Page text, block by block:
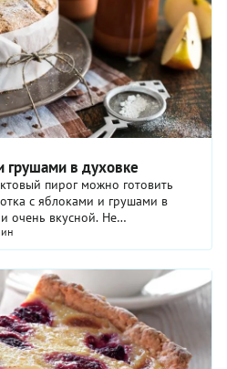
грушами в духовке
пирог можно готовить
с яблоками и грушами в
очень вкусной. Не
оценят ваш ...